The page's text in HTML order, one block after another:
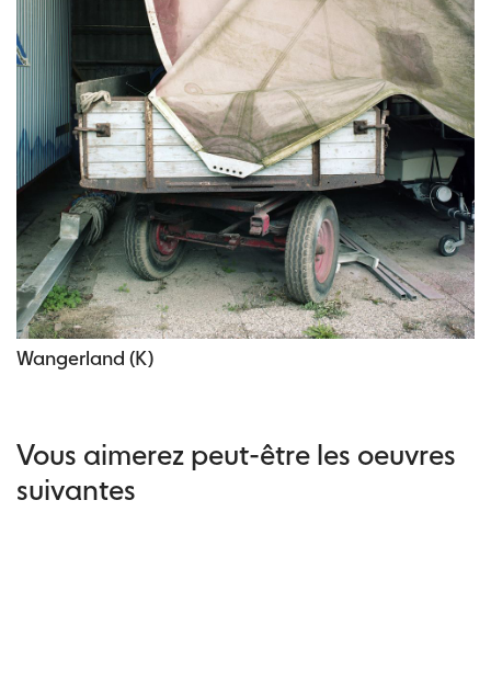
Wangerland (K)
Vous aimerez peut-être les oeuvres
suivantes